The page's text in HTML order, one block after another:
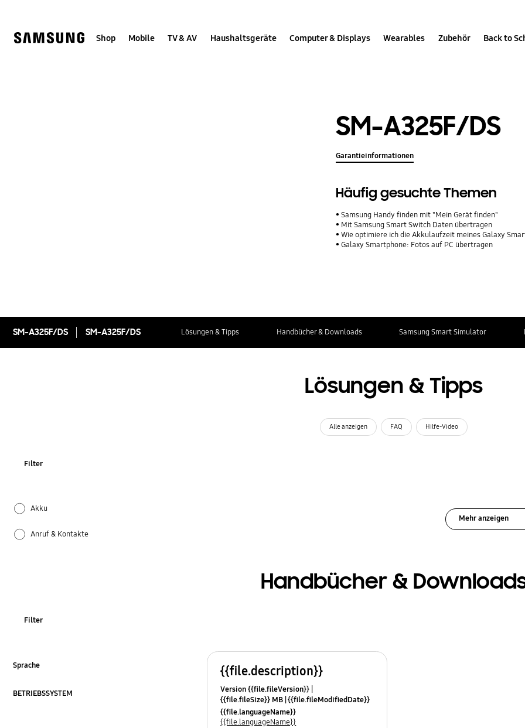
help
Shop Mobile TV & AV Haushaltsgeräte Computer & Displays Wearables Zubehör Back to
SM-A325F/DS
Garantieinformationen
Häufig gesuchte Themen
Samsung Handy finden mit "Mein Gerät finden"
Mit Samsung Smart Switch Daten übertragen
Wie optimiere ich die Akkulaufzeit meines Galaxy
Galaxy Smartphone: Fotos auf PC übertragen
SM-A325F/DS SM-A325F/DS Lösungen & Tipps Handbücher & Downloads Samsung Smart Simulator
Lösungen & Tipps
Alle anzeigen FAQ Hilfe-Video
Filter
Akku
Anruf & Kontakte
Firmware-Update
Galaxy Apps
Mehr anzeigen
Handbücher &
Filter
Sprache
BETRIEBSSYSTEM
{{file.description}}
Version {{file.fileVersion}}
{{file.fileSize}} MB {{file.fileModifiedDate}}
{{file.osNames}}
{{file.languageName}}
{{file.languageName}}